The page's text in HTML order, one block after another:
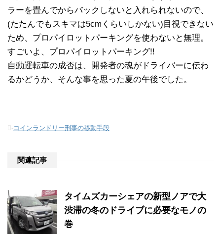
ラーを畳んでからバックしないと入れられないので、
(たたんでもスキマは5cmくらいしかない)目視できない
ため、プロパイロットパーキングを使わないと無理。
すごいよ、プロパイロットパーキング!!
自動運転車の成否は、開発者の魂がドライバーに伝わ
るかどうか、そんな事を思った夏の午後でした。
-コインランドリー刑事の移動手段
関連記事
タイムズカーシェアの新型ノアで大
渋滞の冬のドライブに必要なモノの
巻